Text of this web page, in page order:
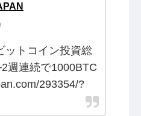
ットコイン投資総
週連続で1000BTC
293354/?